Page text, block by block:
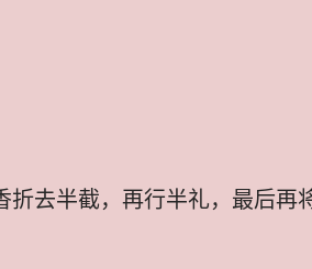
去半截，再行半礼，最后再